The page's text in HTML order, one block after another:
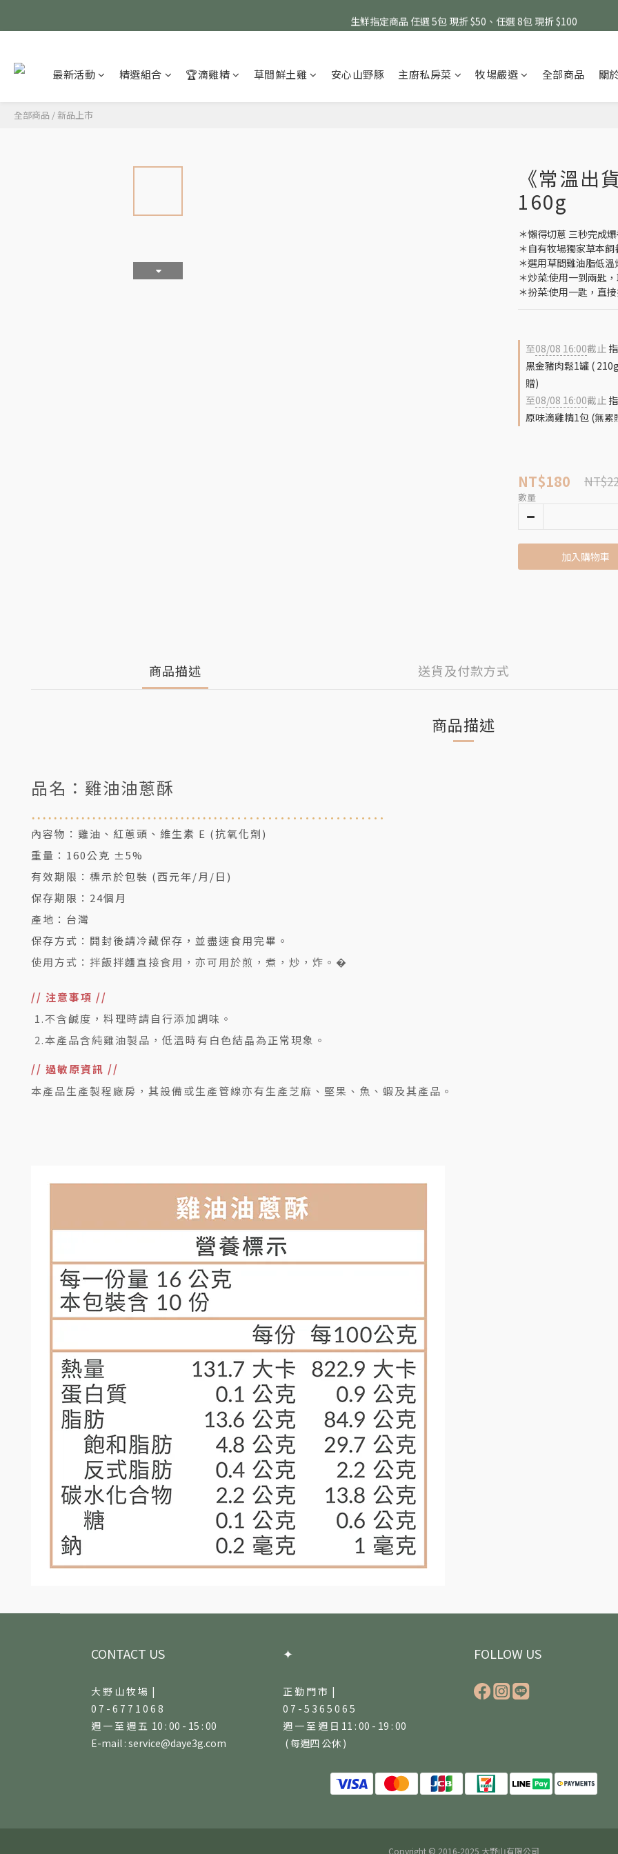
消費滿 $1800 贈送原味滴雞精1包、$6000 贈送黑金豬肉鬆 (指定商品除
生鮮指定商品 任選 5包 現折 $50、任選 8包 現折 $100
最新活動 精選組合 🏆滴雞精 草間鮮土雞 安心山野豚 主廚私房菜 牧場嚴選 全部商品 關
全部商品 /新品上市
《常溫出
160g
＊懶得切蔥 三秒完成
＊自有牧場獨家草本飼
＊選用草間雞油脂低溫
＊炒菜:使用一到兩匙
＊扮菜:使用一匙，直
至08/08 16:00截止
黑金豬肉鬆1罐 (
贈)
至08/08 16:00截止
原味滴雞精1包 (無累
NT$180
數量
加入購物車
商品描述 送貨及付款方式
商品描述
品名：雞油油蔥酥
.............................................................
內容物： 雞油、紅蔥頭、維生素 E (抗氧化劑)
重量： 160公克 ±5%
有效期限： 標示於包裝 (西元年/月/日)
保存期限：24個月
產地：台灣
保存方式：開封後請冷藏保存，並盡速食用完畢。
使用方式： 拌飯拌麵直接食用，亦可用於煎，煮，炒，炸。�
// 注意事項 //
1.不含鹹度，料理時請自行添加調味。
2.本產品含純雞油製品，低溫時有白色結晶為正常現象。
// 過敏原資訊 //
本產品生產製程廠房，其設備或生產管線亦有生產芝麻、堅果、魚、蝦及其產品。
CONTACT US
大 野 山 牧 場 |
0 7 - 6 7 7 1 0 6 8
週 一 至 週 五 10 : 00 - 15 : 00
E-mail : service@daye3g.com
✦
正 勤 門 市 |
0 7 - 5 3 6 5 0 6 5
週 一 至 週 日 11 : 00 - 19 : 00
( 每週四 公休 )
FOLLOW US
Copyright © 2016-2025 大野山有限公司